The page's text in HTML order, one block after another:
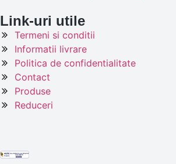
Link-uri utile
Termeni si conditii
Informatii livrare
Politica de confidentialitate
Contact
Produse
Reduceri